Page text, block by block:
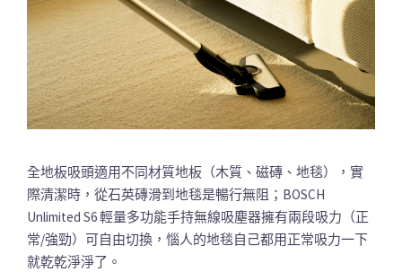
全地板吸頭適用不同材質地板（木質、磁磚、地毯），實
際清潔時，從石英磚滑到地毯是暢行無阻；BOSCH
Unlimited S6 輕量多功能手持無線吸塵器擁有兩段吸力（正
常/強勁）可自由切換，惱人的地毯自己都用正常吸力一下
就乾乾淨淨了。